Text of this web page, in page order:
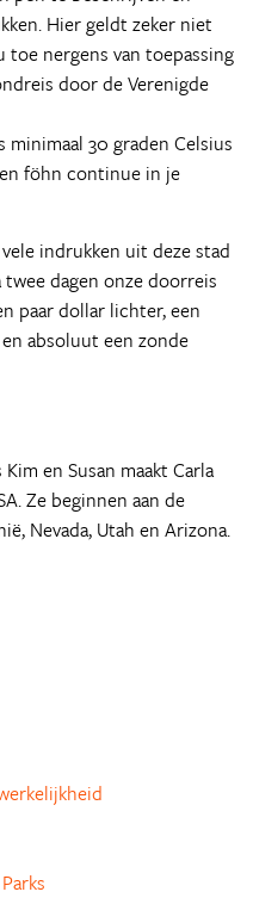
Hier geldt zeker niet
nergens van toepassing
door de Verenigde
30 graden Celsius
föhn continue in je
indrukken uit deze stad
dagen onze doorreis
paar dollar lichter, een
absoluut een zonde
en Susan maakt Carla
Ze beginnen aan de
Nevada, Utah en Arizona.